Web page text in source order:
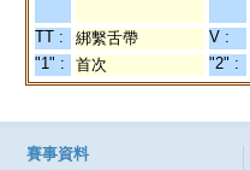
TT : 綁繫舌帶 V :
"1" :
首次 "2" :
賽事資料